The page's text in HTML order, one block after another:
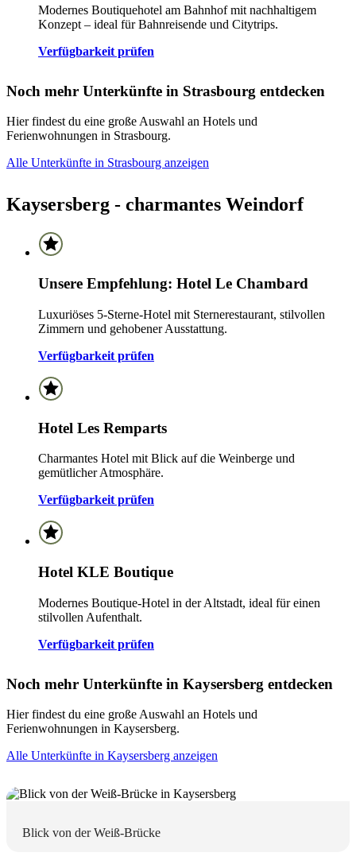
Modernes Boutiquehotel am Bahnhof mit nachhaltigem
Konzept – ideal für Bahnreisende und Citytrips.
Verfügbarkeit prüfen
Noch mehr Unterkünfte in Strasbourg entdecken
Hier findest du eine große Auswahl an Hotels und
Ferienwohnungen in Strasbourg.
Alle Unterkünfte in Strasbourg anzeigen
Kaysersberg - charmantes Weindorf
Unsere Empfehlung: Hotel Le Chambard
Luxuriöses 5-Sterne-Hotel mit Sternerestaurant, stilvollen
Zimmern und gehobener Ausstattung.
Verfügbarkeit prüfen
Hotel Les Remparts
Charmantes Hotel mit Blick auf die Weinberge und
gemütlicher Atmosphäre.
Verfügbarkeit prüfen
Hotel KLE Boutique
Modernes Boutique-Hotel in der Altstadt, ideal für einen
stilvollen Aufenthalt.
Verfügbarkeit prüfen
Noch mehr Unterkünfte in Kaysersberg entdecken
Hier findest du eine große Auswahl an Hotels und
Ferienwohnungen in Kaysersberg.
Alle Unterkünfte in Kaysersberg anzeigen
Blick von der Weiß-Brücke